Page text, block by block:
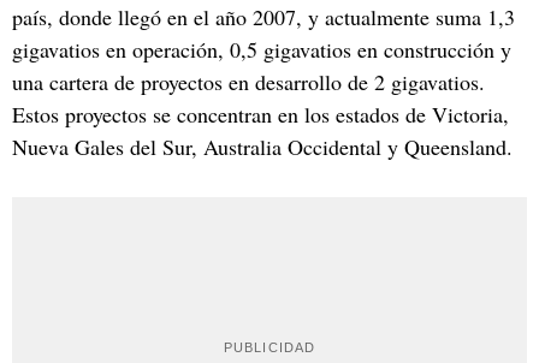
país, donde llegó en el año 2007, y actualmente suma 1,3
gigavatios en operación, 0,5 gigavatios en construcción y
una cartera de proyectos en desarrollo de 2 gigavatios.
Estos proyectos se concentran en los estados de Victoria,
Nueva Gales del Sur, Australia Occidental y Queensland.